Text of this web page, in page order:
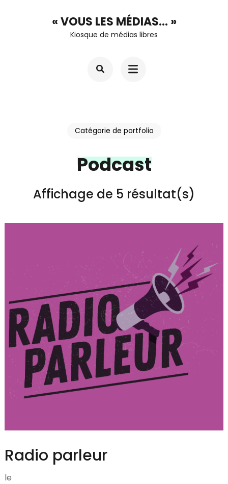
« VOUS LES MÉDIAS… »
Kiosque de médias libres
Catégorie de portfolio
Podcast
Affichage de 5 résultat(s)
Radio parleur
le